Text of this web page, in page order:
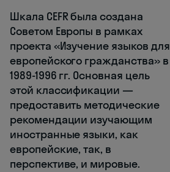
Шкала CEFR была создана
Советом Европы в рамках
проекта «Изучение языков для
европейского гражданства» в
1989-1996 гг. Основная цель
этой классификации —
предоставить методические
рекомендации изучающим
иностранные языки, как
европейские, так, в
перспективе, и мировые.